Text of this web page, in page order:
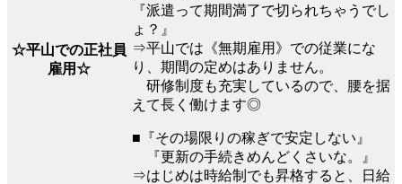
☆平山での正社員
雇用☆
『派遣って期間満了で切られちゃうでし
ょ？』
⇒平山では《無期雇用》での従業にな
り、期間の定めはありません。
研修制度も充実しているので、腰を据
えて長く働けます◎
■『その場限りの稼ぎで安定しない』
『更新の手続きめんどくさいな。』
⇒はじめは時給制でも昇格すると、日給